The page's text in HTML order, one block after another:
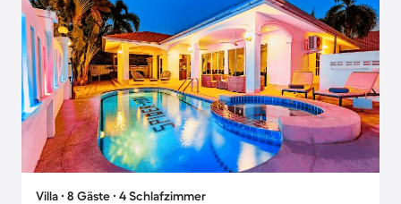
Villa ∙ 8 Gäste ∙ 4 Schlafzimmer